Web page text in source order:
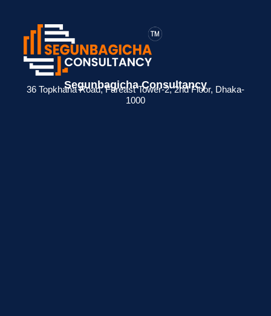
Segunbagicha Consultancy
36 Topkhana Road, Fareast Tower-2, 2nd Floor, Dhaka-
1000